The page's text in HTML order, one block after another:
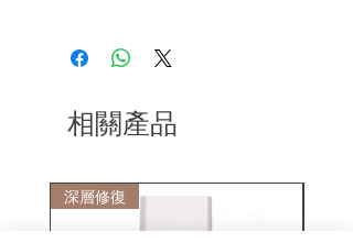
到我們的產品後的前7天內通過電子郵件
相關產品
深層修復